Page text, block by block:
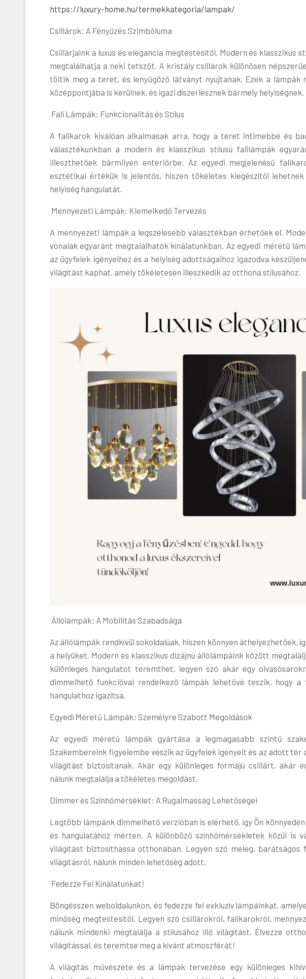
https://luxury-home.hu/termekkategoria/lampak/
Csillárok: A Fényűzés Szimbóluma
Csillárjaink a luxus és elegancia megtestesítői. Modern és klasszikus
megtalálhatja a neki tetszőt. A kristály csillárok különösen
töltik meg a teret, és lenyűgöző látványt nyújtanak. Ezek a lámpák
középpontjába is kerülnek, és igazi díszei lesznek bármely helyiségnek.
Fali Lámpák: Funkcionalitás és Stílus
A falikarok kiválóan alkalmasak arra, hogy a teret intimebbé és
választékunkban a modern és klasszikus stílusú falilámpák
illeszthetőek bármilyen enteriőrbe. Az egyedi megjelenésű
esztétikai értékük is jelentős, hiszen tökéletes kiegészítői
helyiség hangulatát.
Mennyezeti Lámpák: Kiemelkedő Tervezés
A mennyezeti lámpák a legszélesebb választékban érhetőek el.
vonalak egyaránt megtalálhatók kínálatunkban. Az egyedi méretű
az ügyfelek igényeihez és a helyiség adottságaihoz igazodva
világítást kaphat, amely tökéletesen illeszkedik az otthona stílusához.
Állólámpák: A Mobilitás Szabadsága
Az állólámpák rendkívül sokoldalúak, hiszen könnyen áthelyezhetőek,
a helyüket. Modern és klasszikus dizájnú állólámpáink között
különleges hangulatot teremthet, legyen szó akár egy
dimmelhető funkcióval rendelkező lámpák lehetővé teszik, hogy
hangulathoz igazítsa.
Egyedi Méretű Lámpák: Személyre Szabott Megoldások
Az egyedi méretű lámpák gyártása a legmagasabb szintű
Szakembereink figyelembe veszik az ügyfelek igényeit és az adott
világítást biztosítanak. Akár egy különleges formájú csillárt, akár
nálunk megtalálja a tökéletes megoldást.
Dimmer és Színhőmérséklet: A Rugalmasság Lehetőségei
Legtöbb lámpánk dimmelhető verzióban is elérhető, így Ön
és hangulatához mérten. A különböző színhőmérsékletek közül is
világítást biztosíthassa otthonában. Legyen szó meleg, barátságos
világításról, nálunk minden lehetőség adott.
Fedezze Fel Kínálatunkat!
Böngésszen weboldalunkon, és fedezze fel exkluzív lámpáinkat,
minőség megtestesítői. Legyen szó csillárokról, falikarokról,
nálunk mindenki megtalálja a stílusához illő világítást. Élvezze
világítással, és teremtse meg a kívánt atmoszférát!
A világítás művészete és a lámpák tervezése egy különleges